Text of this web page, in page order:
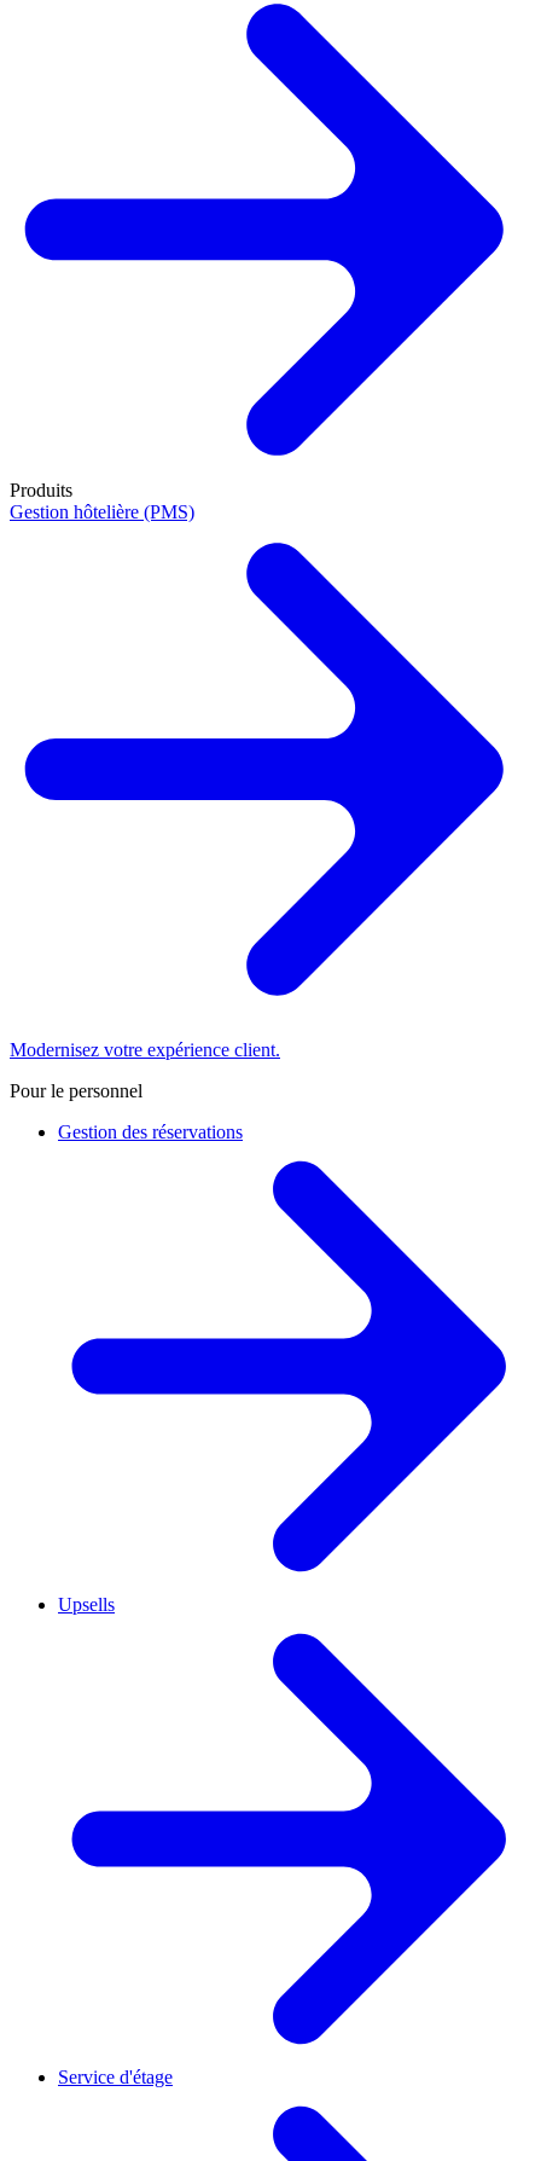
Produits
Gestion hôtelière (PMS)
Modernisez votre expérience client.
Pour le personnel
Gestion des réservations
Upsells
Service d'étage